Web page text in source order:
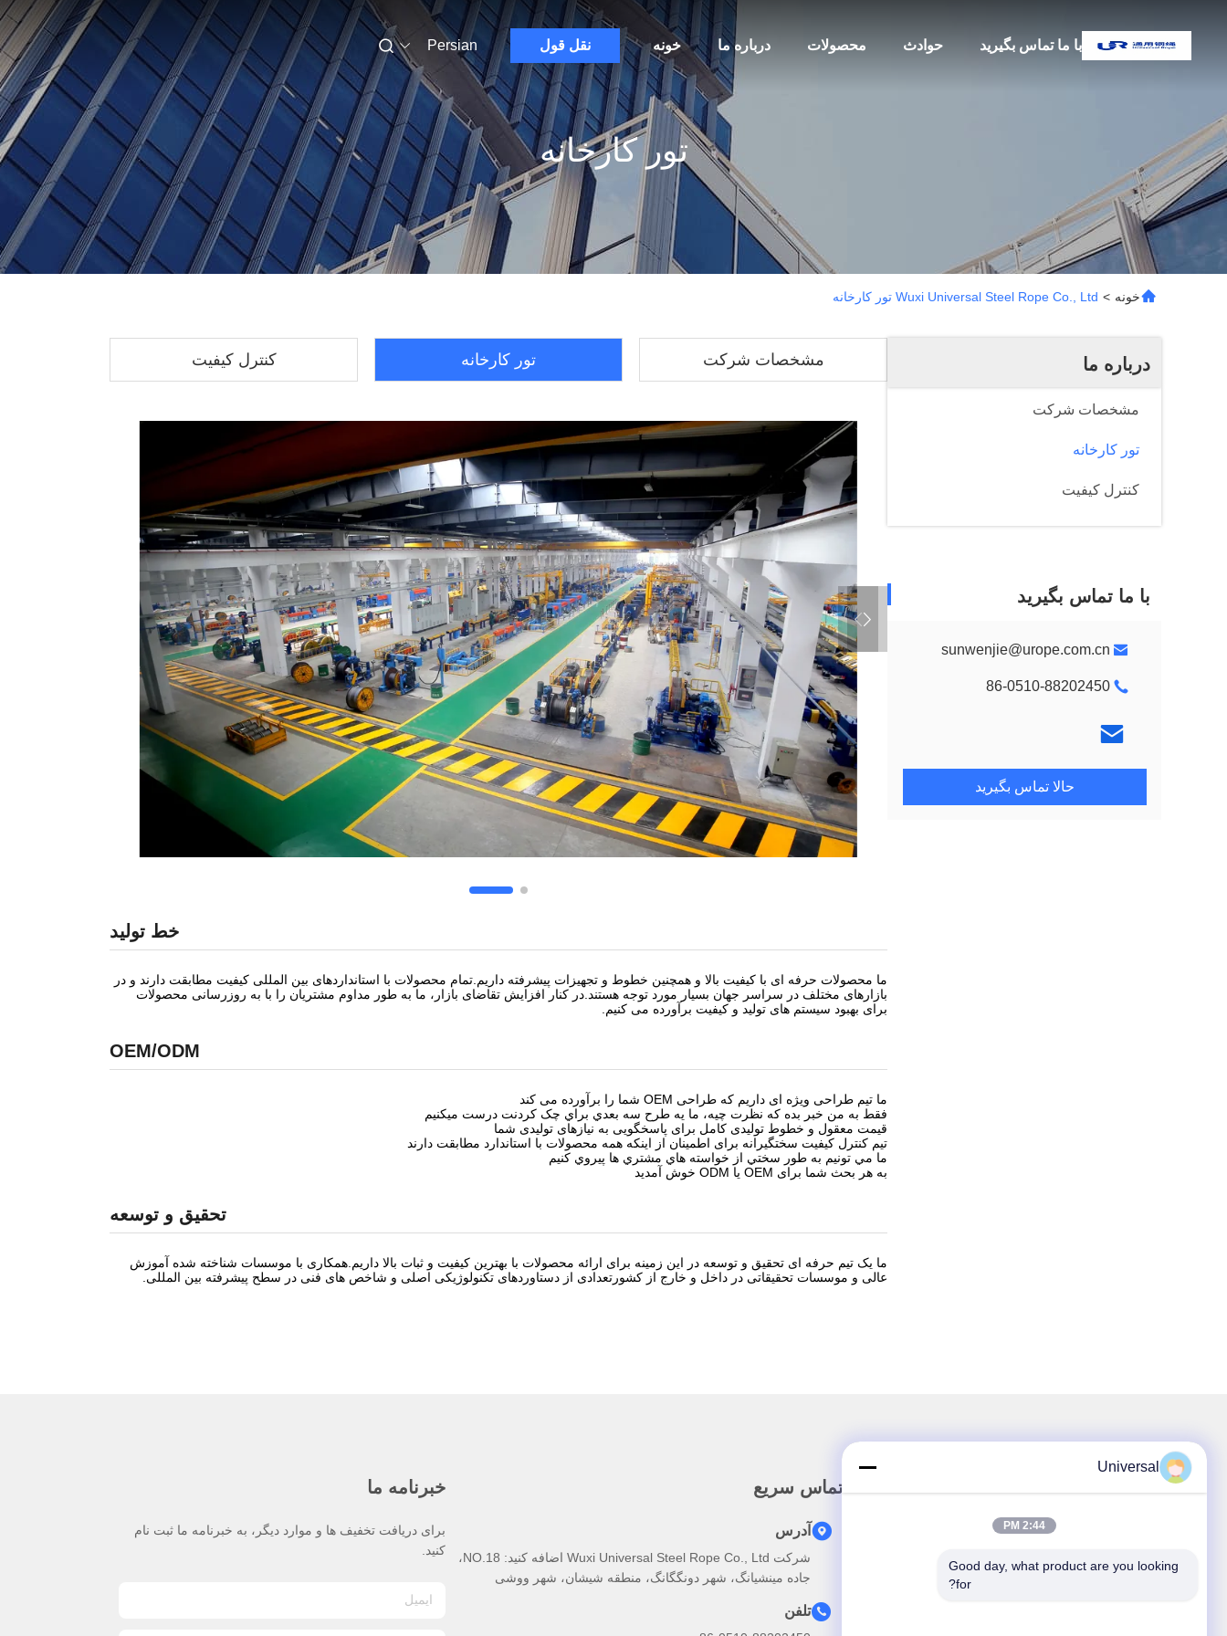
خونه درباره ما محصولات حوادث با ما تماس بگیرید نقل قول Persian
تور کارخانه
خونه > Wuxi Universal Steel Rope Co., Ltd تور کارخانه
درباره ما
مشخصات شرکت
تور کارخانه
کنترل کیفیت
با ما تماس بگیرید
sunwenjie@urope.com.cn
86-0510-88202450
حالا تماس بگیرید
مشخصات شرکت تور کارخانه کنترل کیفیت
خط تولید
ما محصولات حرفه ای با کیفیت بالا و همچنین خطوط و تجهیزات پیشرفته داریم.تمام محصولات با استانداردهای بین المللی کیفیت مطابقت دارند و در
بازارهای مختلف در سراسر جهان بسیار مورد توجه هستند.در کنار افزایش تقاضای بازار، ما به طور مداوم مشتریان را با به روزرسانی محصولات
برای بهبود سیستم های تولید و کیفیت برآورده می کنیم.
OEM/ODM
ما تیم طراحی ویژه ای داریم که طراحی OEM شما را برآورده می کند
فقط به من خبر بده که نظرت چيه، ما يه طرح سه بعدي براي چک کردنت درست ميکنيم
قیمت معقول و خطوط تولیدی کامل برای پاسخگویی به نیازهای تولیدی شما
تیم کنترل کیفیت سختگیرانه برای اطمینان از اینکه همه محصولات با استاندارد مطابقت دارند
ما مي تونيم به طور سختي از خواسته هاي مشتري ها پيروي کنيم
به هر بحث شما برای OEM یا ODM خوش آمدید
تحقیق و توسعه
ما یک تیم حرفه ای تحقیق و توسعه در این زمینه برای ارائه محصولات با بهترین کیفیت و ثبات بالا داریم.همکاری با موسسات شناخته شده آموزش
عالی و موسسات تحقیقاتی در داخل و خارج از کشورتعدادی از دستاوردهای تکنولوژیکی اصلی و شاخص های فنی در سطح پیشرفته بین المللی.
محصولات
تماس سریع
آدرس
شرکت Wuxi Universal Steel Rope Co., Ltd اضافه کنید: NO.18،
جاده مینشیانگ، شهر دونگگانگ، منطقه شیشان، شهر ووشی
تلفن
خبرنامه ما
برای دریافت تخفیف ها و موارد دیگر، به خبرنامه ما ثبت نام
کنید.
Universal
2:44 PM
Good day, what product are you looking
for?